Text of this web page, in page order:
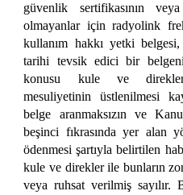
güvenlik sertifikasının
olmayanlar için radyolink
kullanım hakkı yetki
tarihi tevsik edici bir
konusu kule ve
mesuliyetinin üstlenilmesi
belge aranmaksızın ve
beşinci fıkrasında yer alan
ödenmesi şartıyla belirtilen
kule ve direkler ile bunların
veya ruhsat verilmiş sayılır.